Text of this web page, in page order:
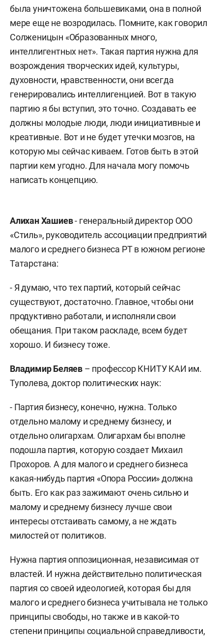
была уничтожена большевиками, она в полной
мере еще не возродилась. Помните, как говорил
Солженицын «Образованных много,
интеллигентных нет». Такая партия нужна для
возрождения творческих идей, культуры,
духовности, нравственности, они всегда
генерировались интеллигенцией. Вот в такую
партию я бы вступил, это точно. Создавать ее
должны молодые люди, люди инициативные и
креативные. Вот и не будет утечки мозгов, на
которую мы сейчас киваем. Готов быть в этой
партии кем угодно. Для начала могу помочь
написать концепцию.
Алихан Хашиев- генеральный директор ООО
«Стиль», руководитель ассоциации предприятий
малого и среднего бизнеса РТ в южном регионе
Татарстана:
- Я думаю, что тех партий, который сейчас
существуют, достаточно. Главное, чтобы они
продуктивно работали, и исполняли свои
обещания. При таком раскладе, всем будет
хорошо. И бизнесу тоже.
Владимир Беляев – профессор КНИТУ КАИ им.
Туполева, доктор политических наук:
- Партия бизнесу, конечно, нужна. Только
отдельно малому и среднему бизнесу, и
отдельно олигархам. Олигархам бы вполне
подошла партия, которую создает Михаил
Прохоров. А для малого и среднего бизнеса
какая-нибудь партия «Опора России» должна
быть. Его как раз зажимают очень сильно и
малому и среднему бизнесу лучше свои
интересы отстаивать самому, а не ждать
милостей от политиков.
Нужна партия оппозиционная, независимая от
властей. И нужна действительно политическая
партия со своей идеологией, которая бы для
малого и среднего бизнеса учитывала не только
принципы свободы, но также и в какой-то
степени принципы социальной справедливости,